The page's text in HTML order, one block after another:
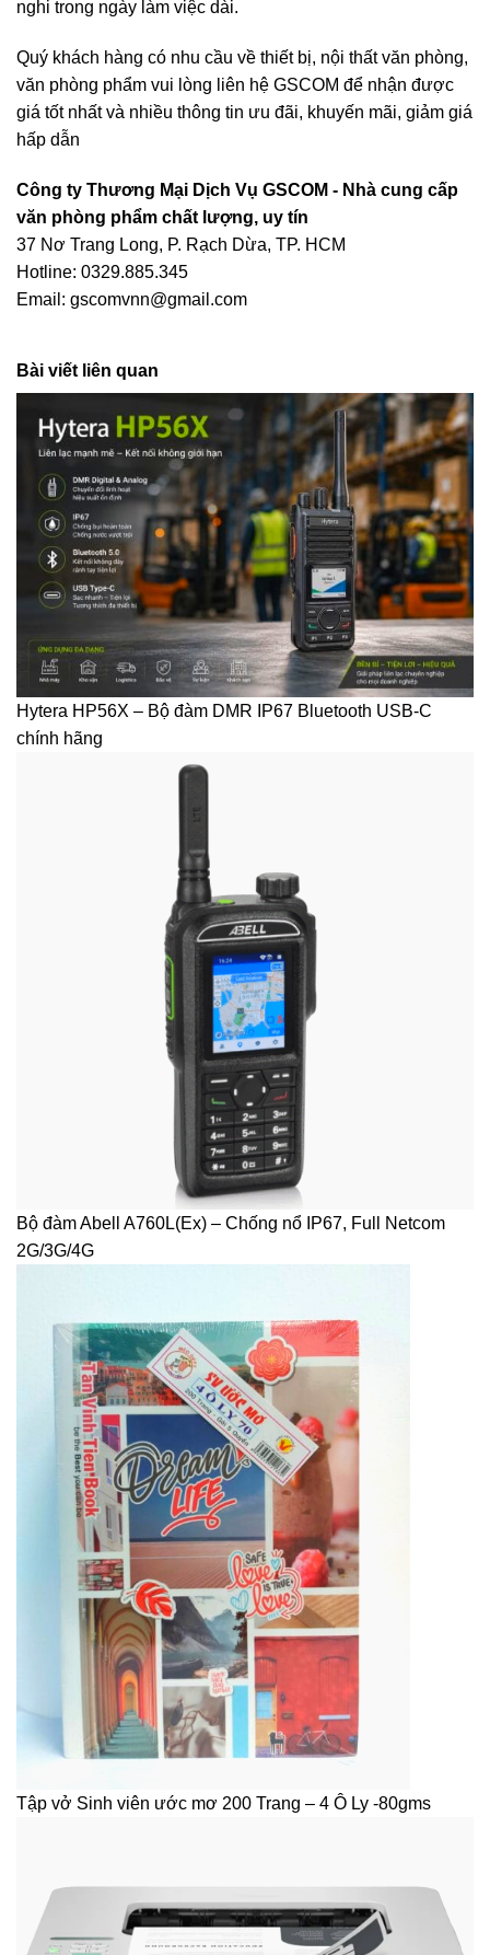
nghi trong ngày làm việc dài.
Quý khách hàng có nhu cầu về thiết bị, nội thất văn phòng,
văn phòng phẩm vui lòng liên hệ GSCOM để nhận được
giá tốt nhất và nhiều thông tin ưu đãi, khuyến mãi, giảm giá
hấp dẫn
Công ty Thương Mại Dịch Vụ GSCOM - Nhà cung cấp
văn phòng phẩm chất lượng, uy tín
37 Nơ Trang Long, P. Rạch Dừa, TP. HCM
Hotline: 0329.885.345
Email: gscomvnn@gmail.com
Bài viết liên quan
Hytera HP56X – Bộ đàm DMR IP67 Bluetooth USB-C
chính hãng
Bộ đàm Abell A760L(Ex) – Chống nổ IP67, Full Netcom
2G/3G/4G
Tập vở Sinh viên ước mơ 200 Trang – 4 Ô Ly -80gms